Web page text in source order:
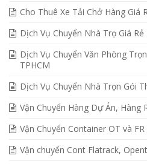
Cho Thuê Xe Tải Chở Hàng Giá
Dịch Vụ Chuyển Nhà Trọ Giá Rẻ
Dịch Vụ Chuyển Văn Phòng
TPHCM
Dịch Vụ Chuyển Nhà Trọn Gói
Vận Chuyển Hàng Dự Án, Hàng
Vận Chuyển Container OT và
Vận chuyển Cont Flatrack,